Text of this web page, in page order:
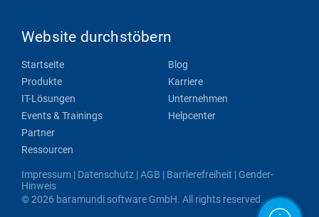
Website durchstöbern
Startseite
Produkte
IT-Lösungen
Events & Trainings
Partner
Ressourcen
Blog
Karriere
Unternehmen
Helpcenter
Impressum | Datenschutz |AGB | Barrierefreiheit | Gender-
Hinweis
© 2026 baramundi software GmbH. All rights reserved.